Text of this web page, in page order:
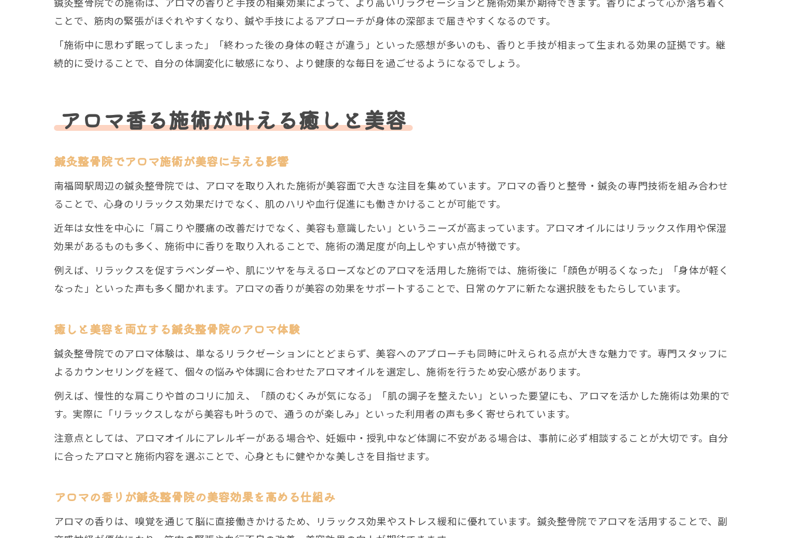
ことで、筋肉の緊張がほぐれやすくなり、鍼や手技によるアプローチが身体の深部まで届きやすくなるのです。
「施術中に思わず眠ってしまった」「終わった後の身体の軽さが違う」といった感想が多いのも、香りと手技が相まって生まれる効果の証拠です。継
続的に受けることで、自分の体調変化に敏感になり、より健康的な毎日を過ごせるようになるでしょう。
アロマ香る施術が叶える癒しと美容
鍼灸整骨院でアロマ施術が美容に与える影響
南福岡駅周辺の鍼灸整骨院では、アロマを取り入れた施術が美容面で大きな注目を集めています。アロマの香りと整骨・鍼灸の専門技術を組み合わせ
ることで、心身のリラックス効果だけでなく、肌のハリや血行促進にも働きかけることが可能です。
近年は女性を中心に「肩こりや腰痛の改善だけでなく、美容も意識したい」というニーズが高まっています。アロマオイルにはリラックス作用や保湿
効果があるものも多く、施術中に香りを取り入れることで、施術の満足度が向上しやすい点が特徴です。
例えば、リラックスを促すラベンダーや、肌にツヤを与えるローズなどのアロマを活用した施術では、施術後に「顔色が明るくなった」「身体が軽く
なった」といった声も多く聞かれます。アロマの香りが美容の効果をサポートすることで、日常のケアに新たな選択肢をもたらしています。
癒しと美容を両立する鍼灸整骨院のアロマ体験
鍼灸整骨院でのアロマ体験は、単なるリラクゼーションにとどまらず、美容へのアプローチも同時に叶えられる点が大きな魅力です。専門スタッフに
よるカウンセリングを経て、個々の悩みや体調に合わせたアロマオイルを選定し、施術を行うため安心感があります。
例えば、慢性的な肩こりや首のコリに加え、「顔のむくみが気になる」「肌の調子を整えたい」といった要望にも、アロマを活かした施術は効果的で
す。実際に「リラックスしながら美容も叶うので、通うのが楽しみ」といった利用者の声も多く寄せられています。
注意点としては、アロマオイルにアレルギーがある場合や、妊娠中・授乳中など体調に不安がある場合は、事前に必ず相談することが大切です。自分
に合ったアロマと施術内容を選ぶことで、心身ともに健やかな美しさを目指せます。
アロマの香りが鍼灸整骨院の美容効果を高める仕組み
アロマの香りは、嗅覚を通じて脳に直接働きかけるため、リラックス効果やストレス緩和に優れています。鍼灸整骨院でアロマを活用することで、副